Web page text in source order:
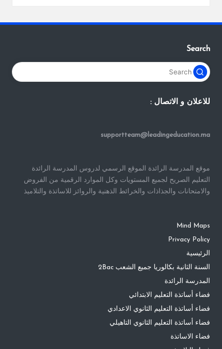
Search
للاعلان و الاتصال :
supportteam@leadingeducation.ma
موقع المدرسة الرائدة الموقع الرسمي لدروس المدرسة الرائدة
التعليم الصريح لجميع المستويات وكل الموارد الرقمية من الفروض
والامتحانات والجذاذات والخرائط الذهنية والروائز للاساتذة والتلاميذ
Mind Maps
Privacy Policy
الرئيسية
السنة الثانية بكالوريا جميع الشعب 2Bac
المدرسة الرائدة
فضاء أساتذة التعليم الابتدائي
فضاء أساتذة التعليم الثانوي الاعدادي
فضاء أساتذة التعليم الثانوي التاهيلي
فضاء الاساتذة